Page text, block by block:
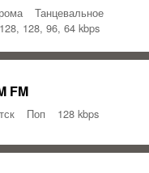
Танцевальное
128, 96, 64 kbps
FM
Поп 128 kbps